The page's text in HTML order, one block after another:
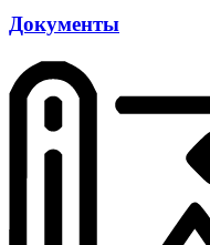
Документы